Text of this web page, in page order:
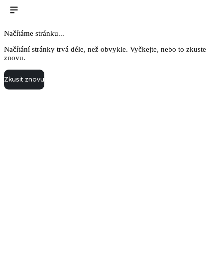
Načítáme stránku...
Načítání stránky trvá déle, než obvykle. Vyčkejte, nebo to zkuste
znovu.
Zkusit znovu